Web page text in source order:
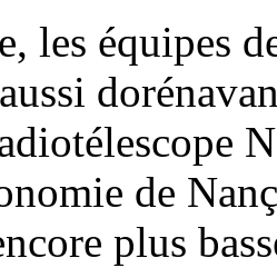
les équipes
de
plus